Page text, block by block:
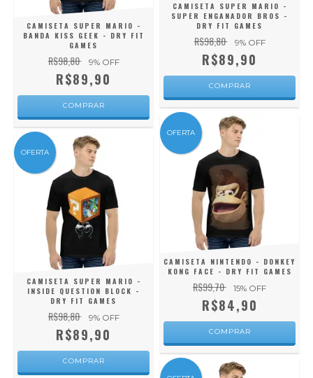
CAMISETA SUPER MARIO -
BANDA KISS GEEK - DRY FIT
GAMES
R$98,80 9% OFF
R$89,90
COMPRAR
CAMISETA SUPER MARIO -
SUPER ENGANADOR BROS -
DRY FIT GAMES
R$98,80 9% OFF
R$89,90
COMPRAR
OFERTA
CAMISETA SUPER MARIO -
INSIDE QUESTION BLOCK -
DRY FIT GAMES
R$98,80 9% OFF
R$89,90
COMPRAR
OFERTA
CAMISETA NINTENDO - DONKEY
KONG FACE - DRY FIT GAMES
R$99,70 15% OFF
R$84,90
COMPRAR